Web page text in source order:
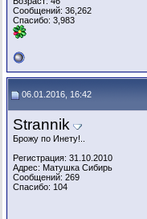
Сообщений: 36,262
Спасибо: 3,983
06.01.2016, 16:42
Strannik
Брожу по Инету!..
Регистрация: 31.10.2010
Адрес: Матушка Сибирь
Сообщений: 269
Спасибо: 104